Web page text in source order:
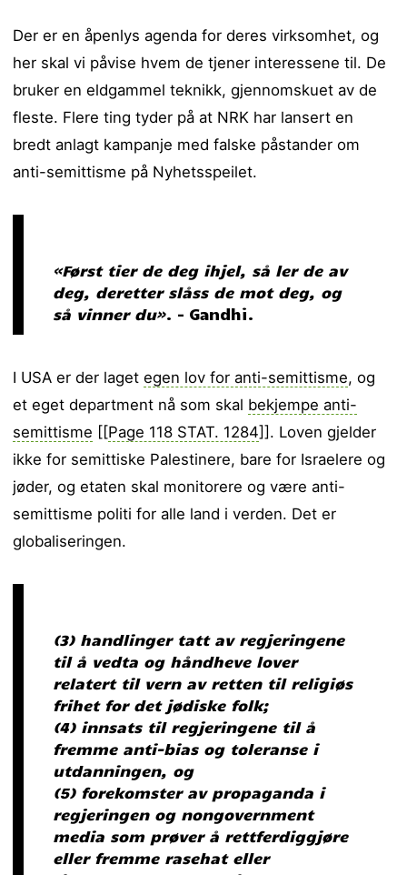
Der er en åpenlys agenda for deres virksomhet, og
her skal vi påvise hvem de tjener interessene til. De
bruker en eldgammel teknikk, gjennomskuet av de
fleste. Flere ting tyder på at NRK har lansert en
bredt anlagt kampanje med falske påstander om
anti-semittisme på Nyhetsspeilet.
«Først tier de deg ihjel, så ler de av
deg, deretter slåss de mot deg, og
så vinner du». – Gandhi.
I USA er der lagetegen lov for anti-semittisme, og
et eget department nå som skal bekjempe anti-
semittisme [[Page 118 STAT. 1284]]. Loven gjelder
ikke for semittiske Palestinere, bare for Israelere og
jøder, og etaten skal monitorere og være anti-
semittisme politi for alle land i verden. Det er
globaliseringen.
(3) handlinger tatt av regjeringene
til å vedta og håndheve lover
relatert til vern av retten til religiøs
frihet for det jødiske folk;
(4) innsats til regjeringene til å
fremme anti-bias og toleranse i
utdanningen, og
(5) forekomster av propaganda i
regjeringen og nongovernment
media som prøver å rettferdiggjøre
eller fremme rasehat eller